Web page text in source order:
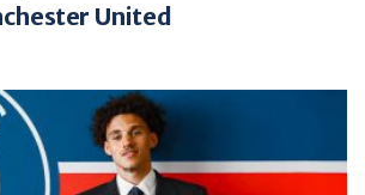
United